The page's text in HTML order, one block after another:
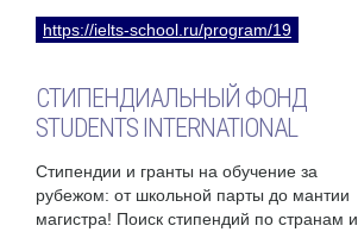
https://ielts-school.ru/program/19
СТИПЕНДИАЛЬНЫЙ ФОНД
STUDENTS INTERNATIONAL
Стипендии и гранты на обучение за
рубежом: от школьной парты до мантии
магистра! Поиск стипендий по странам и